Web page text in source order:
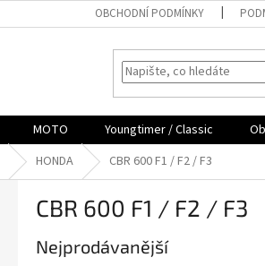
OBCHODNÍ PODMÍNKY
MOTO Youngtimer / Classic
HONDA CBR 600 F1 / F2 / F3
CBR 600 F1 / F2 / F3
Nejprodávanější